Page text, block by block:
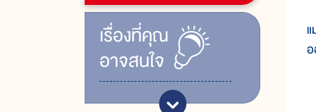
เรื่ิองที่คุณ
อาจสนใจ